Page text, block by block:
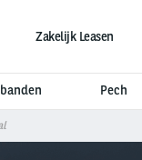
Zakelijk Leasen
Pech